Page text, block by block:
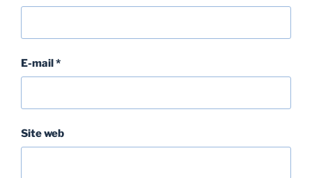
E-mail*
Site web